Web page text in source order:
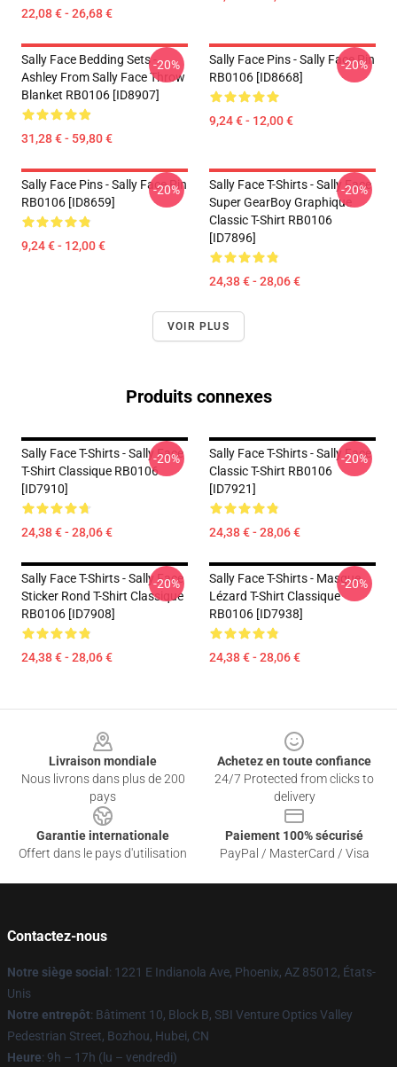
22,08 € - 26,68 €
Sally Face Bedding Sets -
Ashley From Sally Face Throw
Blanket RB0106 [ID8907]
31,28 € - 59,80 €
-20%
Sally Face Pins - Sally Face Pin
RB0106 [ID8668]
9,24 € - 12,00 €
-20%
Sally Face Pins - Sally Face Pin
RB0106 [ID8659]
9,24 € - 12,00 €
-20%
Sally Face T-Shirts - Sally Face
Super GearBoy Graphique
Classic T-Shirt RB0106
[ID7896]
24,38 € - 28,06 €
-20%
VOIR PLUS
Produits connexes
Sally Face T-Shirts - Sally Face
T-Shirt Classique RB0106
[ID7910]
24,38 € - 28,06 €
-20%
Sally Face T-Shirts - Sally Face
Classic T-Shirt RB0106
[ID7921]
24,38 € - 28,06 €
-20%
Sally Face T-Shirts - Sally Face
Sticker Rond T-Shirt Classique
RB0106 [ID7908]
24,38 € - 28,06 €
-20%
Sally Face T-Shirts - Masque
Lézard T-Shirt Classique
RB0106 [ID7938]
24,38 € - 28,06 €
-20%
Livraison mondiale
Nous livrons dans plus de 200
pays
Achetez en toute confiance
24/7 Protected from clicks to
delivery
Garantie internationale
Offert dans le pays d'utilisation
Paiement 100% sécurisé
PayPal / MasterCard / Visa
Contactez-nous
Notre siège social : 1221 E Indianola Ave, Phoenix, AZ 85012, États-
Unis
Notre entrepôt: Bâtiment 10, Block B, SBI Venture Optics Valley
Pedestrian Street, Bozhou, Hubei, CN
Heure: 9h – 17h (lu – vendredi)